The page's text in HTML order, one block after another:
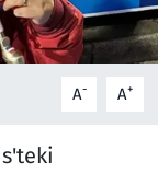
A- A+